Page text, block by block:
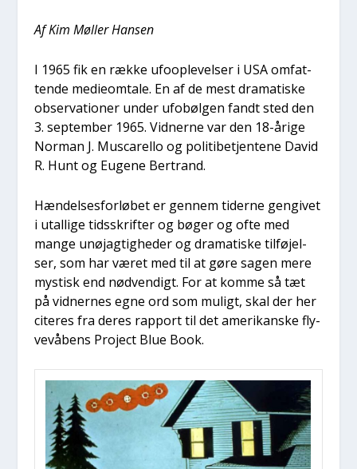
Af Kim Møl­ler Han­sen
I 1965 fik en ræk­ke ufoop­le­vel­ser i USA omfat­
ten­de medi­eom­ta­le. En af de mest dra­ma­ti­ske
obser­va­tio­ner under ufobøl­gen fandt sted den
3. sep­tem­ber 1965. Vid­ner­ne var den 18-åri­ge
Nor­man J. Musca­rel­lo og poli­ti­be­tjen­te­ne David
R. Hunt og Euge­ne Ber­trand.
Hæn­del­ses­for­lø­bet er gen­nem tider­ne gen­gi­vet
i utal­li­ge tids­skrif­ter og bøger og ofte med
man­ge unøj­ag­tig­he­der og dra­ma­ti­ske til­fø­jel­
ser, som har været med til at gøre sagen mere
mystisk end nød­ven­digt. For at kom­me så tæt
på vid­ner­nes egne ord som muligt, skal der her
cite­res fra deres rap­port til det ame­ri­kan­ske fly­
ve­vå­bens Pro­ject Blue Book.